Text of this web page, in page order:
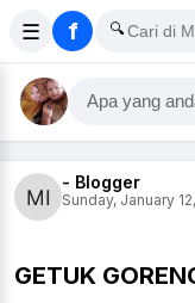
☰ f 🔍
Apa yang
- Blogger
Sunday, January
GETUK